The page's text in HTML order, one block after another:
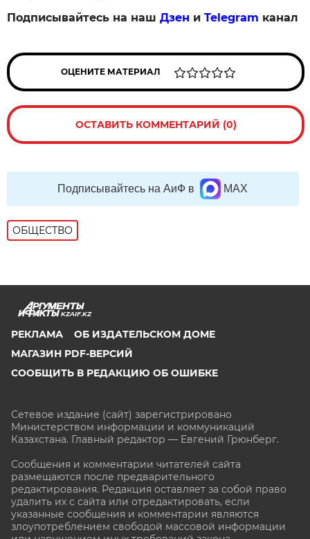
Подписывайтесь на нашДзен иTelegram канал
ОЦЕНИТЕ МАТЕРИАЛ
ОСТАВИТЬ КОММЕНТАРИЙ (0)
Подписывайтесь на АиФ в MAX
ОБЩЕСТВО
KZAIF.KZ
РЕКЛАМА
ОБ ИЗДАТЕЛЬСКОМ ДОМЕ
МАГАЗИН PDF-ВЕРСИЙ
СООБЩИТЬ В РЕДАКЦИЮ ОБ ОШИБКЕ
Сетевое издание (сайт) зарегистрировано
Министерством информации и коммуникаций
Казахстана. Главный редактор — Евгений Грюнберг.
Сообщения и комментарии читателей сайта
размещаются после предварительного
редактирования. Редакция оставляет за собой право
удалить их с сайта или отредактировать, если
указанные сообщения и комментарии являются
злоупотреблением свободой массовой информации